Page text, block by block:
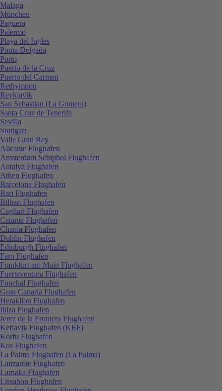
Malaga
München
Paguera
Palermo
Playa del Ingles
Ponta Delgada
Porto
Puerto de la Cruz
Puerto del Carmen
Rethymnon
Reykjavik
San Sebastian (La Gomera)
Santa Cruz de Tenerife
Sevilla
Stuttgart
Valle Gran Rey
Alicante Flughafen
Amsterdam Schiphol Flughafen
Antalya Flughafen
Athen Flughafen
Barcelona Flughafen
Bari Flughafen
Bilbao Flughafen
Cagliari Flughafen
Catania Flughafen
Chania Flughafen
Dublin Flughafen
Edinburgh Flughafen
Faro Flughafen
Frankfurt am Main Flughafen
Fuerteventura Flughafen
Funchal Flughafen
Gran Canaria Flughafen
Heraklion Flughafen
Ibiza Flughafen
Jerez de la Frontera Flughafen
Keflavik Flughafen (KEF)
Korfu Flughafen
Kos Flughafen
La Palma Flughafen (La Palma)
Lanzarote Flughafen
Larnaka Flughafen
Lissabon Flughafen